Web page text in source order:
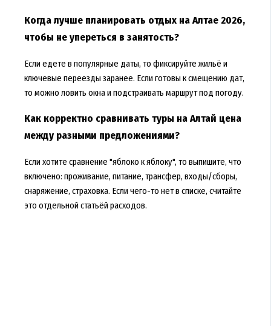
Когда лучше планировать отдых на Алтае 2026,
чтобы не упереться в занятость?
Если едете в популярные даты, то фиксируйте жильё и
ключевые переезды заранее. Если готовы к смещению дат,
то можно ловить окна и подстраивать маршрут под погоду.
Как корректно сравнивать туры на Алтай цена
между разными предложениями?
Если хотите сравнение "яблоко к яблоку", то выпишите, что
включено: проживание, питание, трансфер, входы/сборы,
снаряжение, страховка. Если чего-то нет в списке, считайте
это отдельной статьёй расходов.